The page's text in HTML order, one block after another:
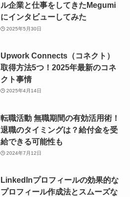
ル企業と仕事をしてきたMegumi
にインタビューしてみた
2025年5月30日
Upwork Connects（コネクト）
取得方法5つ！2025年最新のコネ
クト事情
2025年4月14日
転職活動 無職期間の有効活用術！
退職のタイミングは？給付金を受
給できる可能性も
2024年7月12日
LinkedInプロフィールの効果的な
プロフィール作成法とスムーズな